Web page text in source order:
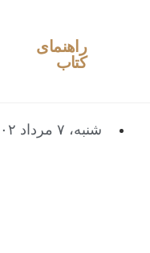
راهنمای
کتاب
شنبه، ۷ مرداد ۱۴۰۲